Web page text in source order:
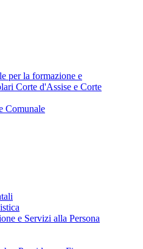
per la formazione e
Corte d'Assise e Corte
Comunale
e Servizi alla Persona